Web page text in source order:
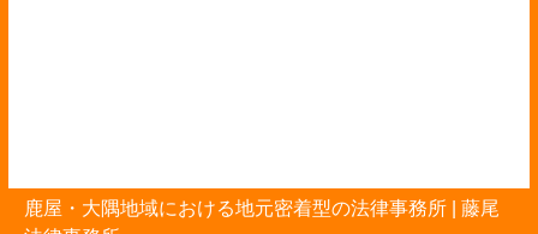
鹿屋・大隅地域における地元密着型の法律事務所 | 藤尾